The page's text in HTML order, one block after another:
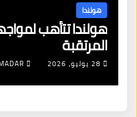
هولندا
هولندا تتأهب
المرتقبة
28 يوليو، 2026